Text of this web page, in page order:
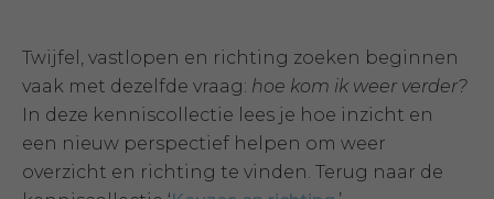
Twijfel, vastlopen en richting zoeken beginnen
vaak met dezelfde vraag: hoe kom ik weer verder?
In deze kenniscollectie lees je hoe inzicht en
een nieuw perspectief helpen om weer
overzicht en richting te vinden. Terug naar de